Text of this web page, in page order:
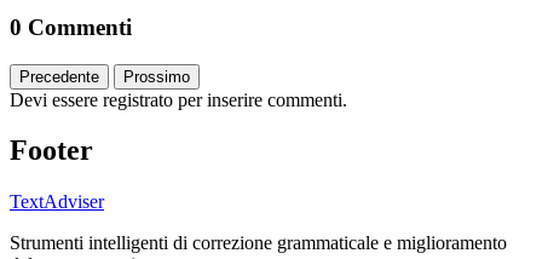
0 Commenti
Precedente Prossimo
Devi essere registrato per inserire commenti.
Footer
TextAdviser
Strumenti intelligenti di correzione grammaticale e miglioramento